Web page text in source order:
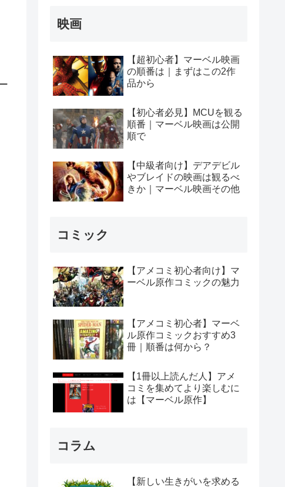
映画
【超初心者】マーベル映画
の順番は｜まずはこの2作
品から
【初心者必見】MCUを観る
順番｜マーベル映画は公開
順で
【中級者向け】デアデビル
やブレイドの映画は観るべ
きか｜マーベル映画その他
コミック
【アメコミ初心者向け】マ
ーベル原作コミックの魅力
【アメコミ初心者】マーベ
ル原作コミックおすすめ3
冊｜順番は何から？
【1冊以上読んだ人】アメ
コミを集めてより楽しむに
は【マーベル原作】
コラム
【新しい生きがいを求める